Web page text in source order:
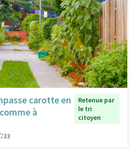
carotte en
à
Retenue par
le tri
citoyen
33